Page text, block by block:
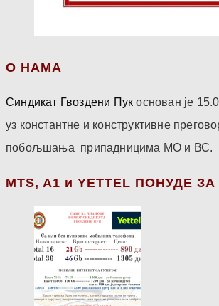
О НАМА
Синдикат Гвоздени Пук основан је
уз константне и конструктивне
побољшања припадницима МО и ВС.
МТS, A1 и YETTEL ПОНУДЕ